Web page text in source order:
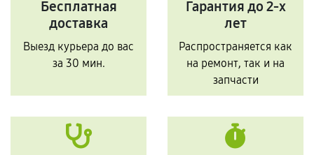
Бесплатная
доставка
Выезд курьера до вас
за 30 мин.
Гарантия до 2-х
лет
Распространяется как
на ремонт, так и на
запчасти